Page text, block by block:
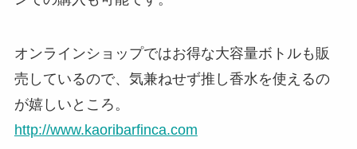
オンラインショップではお得な大容量ボトルも販
売しているので、気兼ねせず推し香水を使えるの
が嬉しいところ。
http://www.kaoribarfinca.com